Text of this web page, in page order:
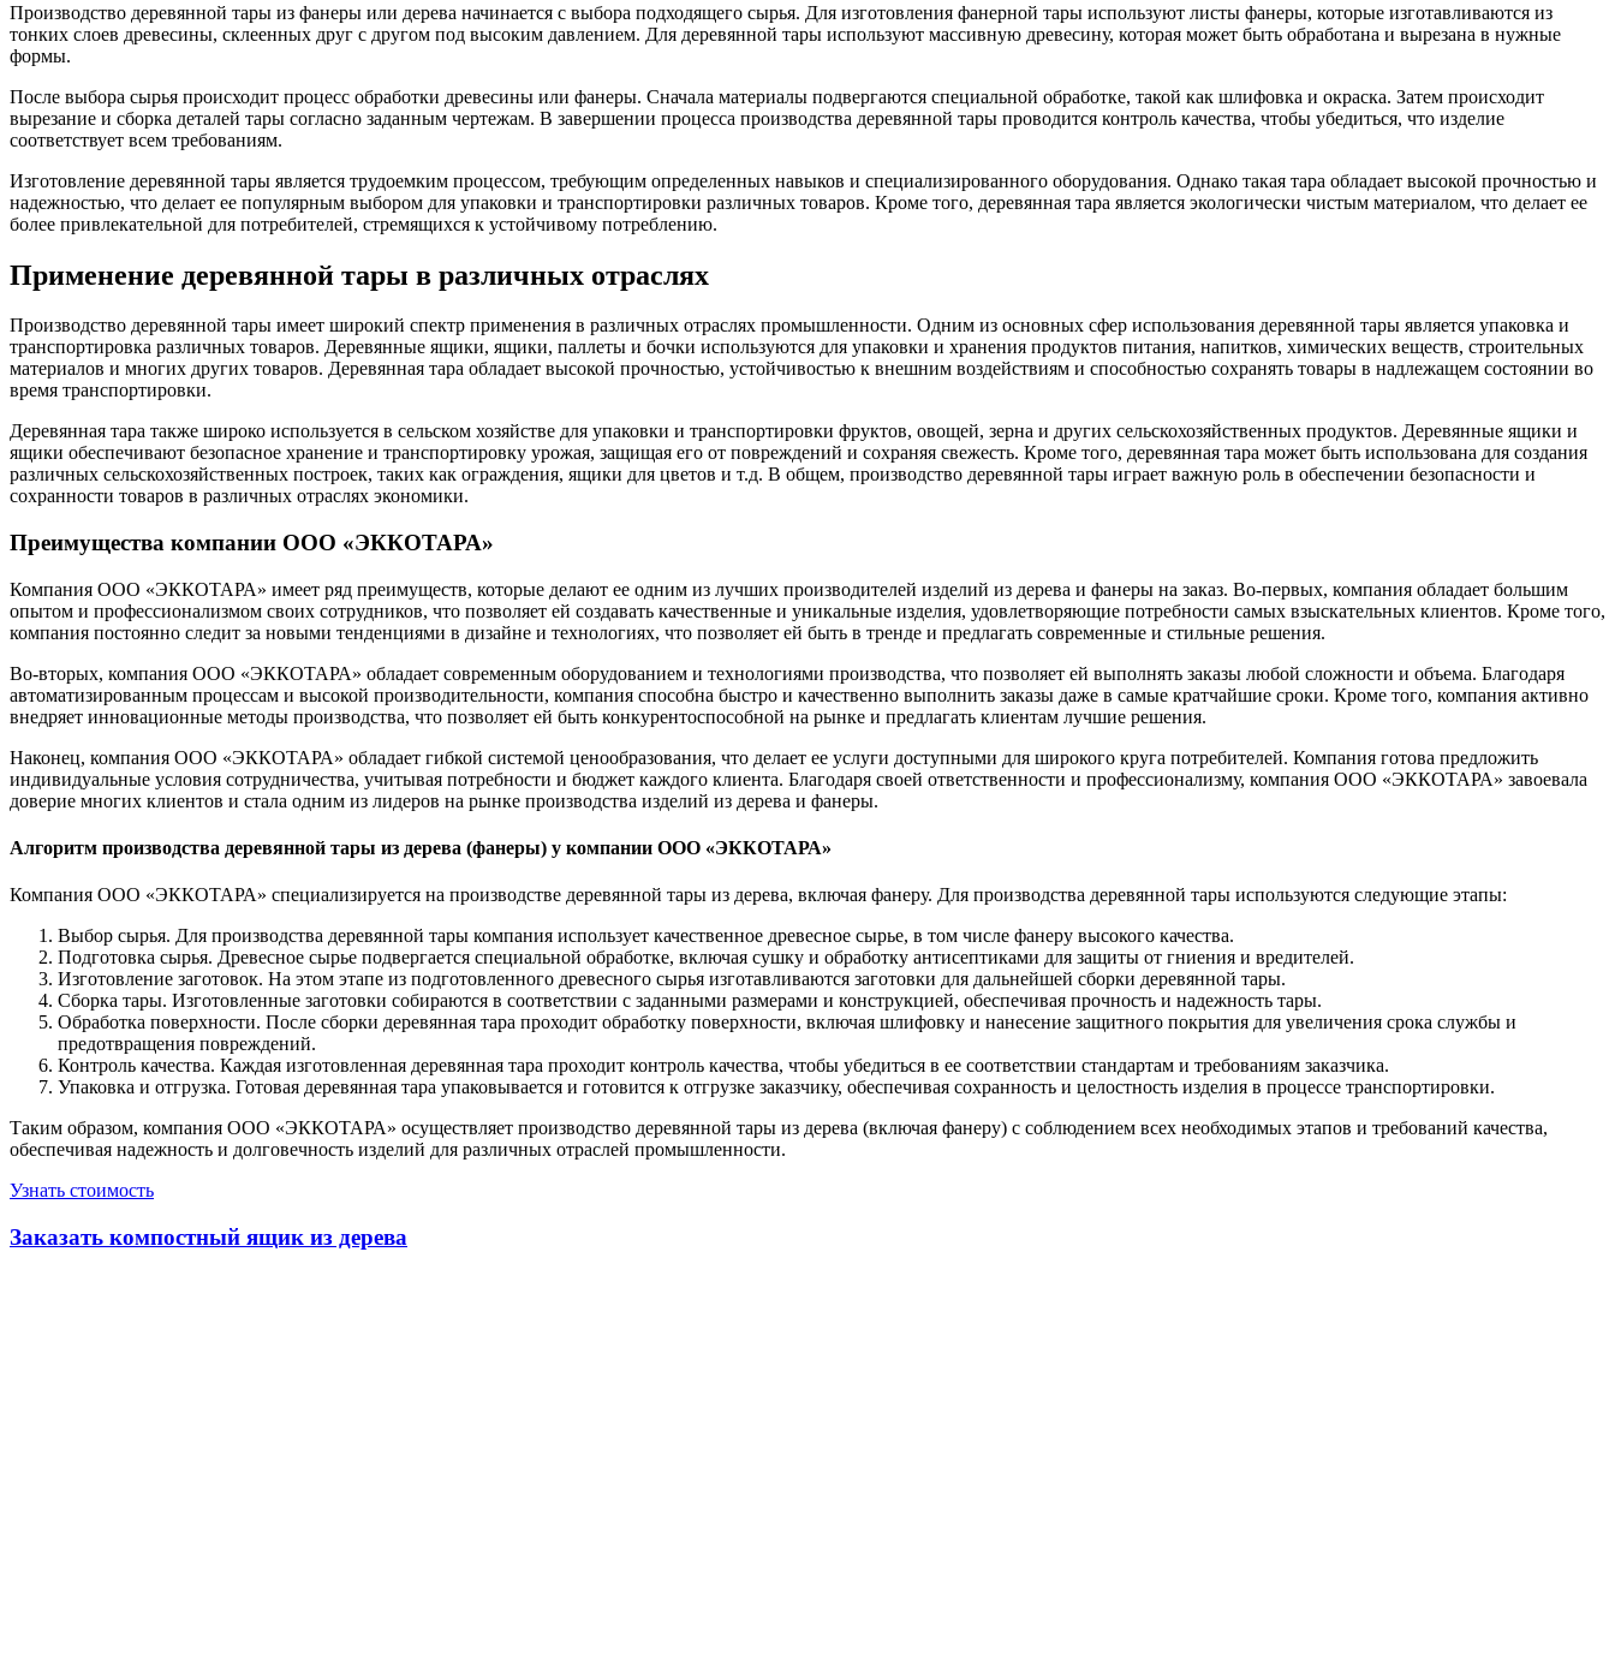
Производство деревянной тары из фанеры или дерева начинается с выбора подходящего сырья. Для изготовления фанерной тары используют листы фанеры, которые изготавливаются из
тонких слоев древесины, склеенных друг с другом под высоким давлением. Для деревянной тары используют массивную древесину, которая может быть обработана и вырезана в нужные
формы.
После выбора сырья происходит процесс обработки древесины или фанеры. Сначала материалы подвергаются специальной обработке, такой как шлифовка и окраска. Затем происходит
вырезание и сборка деталей тары согласно заданным чертежам. В завершении процесса производства деревянной тары проводится контроль качества, чтобы убедиться, что изделие
соответствует всем требованиям.
Изготовление деревянной тары является трудоемким процессом, требующим определенных навыков и специализированного оборудования. Однако такая тара обладает высокой прочностью и
надежностью, что делает ее популярным выбором для упаковки и транспортировки различных товаров. Кроме того, деревянная тара является экологически чистым материалом, что делает ее
более привлекательной для потребителей, стремящихся к устойчивому потреблению.
Применение деревянной тары в различных отраслях
Производство деревянной тары имеет широкий спектр применения в различных отраслях промышленности. Одним из основных сфер использования деревянной тары является упаковка и
транспортировка различных товаров. Деревянные ящики, ящики, паллеты и бочки используются для упаковки и хранения продуктов питания, напитков, химических веществ, строительных
материалов и многих других товаров. Деревянная тара обладает высокой прочностью, устойчивостью к внешним воздействиям и способностью сохранять товары в надлежащем состоянии во
время транспортировки.
Деревянная тара также широко используется в сельском хозяйстве для упаковки и транспортировки фруктов, овощей, зерна и других сельскохозяйственных продуктов. Деревянные ящики и
ящики обеспечивают безопасное хранение и транспортировку урожая, защищая его от повреждений и сохраняя свежесть. Кроме того, деревянная тара может быть использована для создания
различных сельскохозяйственных построек, таких как ограждения, ящики для цветов и т.д. В общем, производство деревянной тары играет важную роль в обеспечении безопасности и
сохранности товаров в различных отраслях экономики.
Преимущества компании ООО «ЭККОТАРА»
Компания ООО «ЭККОТАРА» имеет ряд преимуществ, которые делают ее одним из лучших производителей изделий из дерева и фанеры на заказ. Во-первых, компания обладает большим
опытом и профессионализмом своих сотрудников, что позволяет ей создавать качественные и уникальные изделия, удовлетворяющие потребности самых взыскательных клиентов. Кроме того,
компания постоянно следит за новыми тенденциями в дизайне и технологиях, что позволяет ей быть в тренде и предлагать современные и стильные решения.
Во-вторых, компания ООО «ЭККОТАРА» обладает современным оборудованием и технологиями производства, что позволяет ей выполнять заказы любой сложности и объема. Благодаря
автоматизированным процессам и высокой производительности, компания способна быстро и качественно выполнить заказы даже в самые кратчайшие сроки. Кроме того, компания активно
внедряет инновационные методы производства, что позволяет ей быть конкурентоспособной на рынке и предлагать клиентам лучшие решения.
Наконец, компания ООО «ЭККОТАРА» обладает гибкой системой ценообразования, что делает ее услуги доступными для широкого круга потребителей. Компания готова предложить
индивидуальные условия сотрудничества, учитывая потребности и бюджет каждого клиента. Благодаря своей ответственности и профессионализму, компания ООО «ЭККОТАРА» завоевала
доверие многих клиентов и стала одним из лидеров на рынке производства изделий из дерева и фанеры.
Алгоритм производства деревянной тары из дерева (фанеры) у компании ООО «ЭККОТАРА»
Компания ООО «ЭККОТАРА» специализируется на производстве деревянной тары из дерева, включая фанеру. Для производства деревянной тары используются следующие этапы:
Выбор сырья. Для производства деревянной тары компания использует качественное древесное сырье, в том числе фанеру высокого качества.
Подготовка сырья. Древесное сырье подвергается специальной обработке, включая сушку и обработку антисептиками для защиты от гниения и вредителей.
Изготовление заготовок. На этом этапе из подготовленного древесного сырья изготавливаются заготовки для дальнейшей сборки деревянной тары.
Сборка тары. Изготовленные заготовки собираются в соответствии с заданными размерами и конструкцией, обеспечивая прочность и надежность тары.
Обработка поверхности. После сборки деревянная тара проходит обработку поверхности, включая шлифовку и нанесение защитного покрытия для увеличения срока службы и
предотвращения повреждений.
Контроль качества. Каждая изготовленная деревянная тара проходит контроль качества, чтобы убедиться в ее соответствии стандартам и требованиям заказчика.
Упаковка и отгрузка. Готовая деревянная тара упаковывается и готовится к отгрузке заказчику, обеспечивая сохранность и целостность изделия в процессе транспортировки.
Таким образом, компания ООО «ЭККОТАРА» осуществляет производство деревянной тары из дерева (включая фанеру) с соблюдением всех необходимых этапов и требований качества,
обеспечивая надежность и долговечность изделий для различных отраслей промышленности.
Узнать стоимость
Заказать компостный ящик из дерева